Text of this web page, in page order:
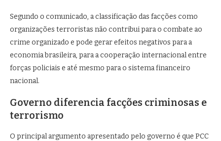
Segundo o comunicado, a classificação das facções como
organizações terroristas não contribui para o combate ao
crime organizado e pode gerar efeitos negativos para a
economia brasileira, para a cooperação internacional entre
forças policiais e até mesmo para o sistema financeiro
nacional.
Governo diferencia facções criminosas e
terrorismo
O principal argumento apresentado pelo governo é que PCC